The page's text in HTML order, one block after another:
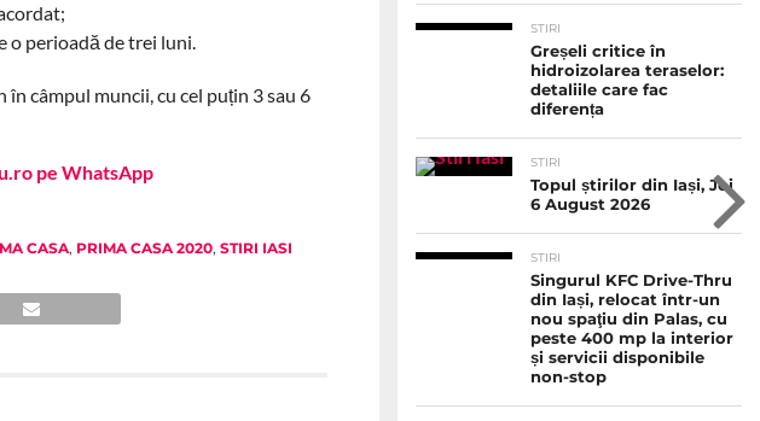
o perioadă de trei luni.
câmpul muncii, cu cel puțin 3 sau 6
pe WhatsApp
CASA, PRIMA CASA 2020, STIRI IASI
STIRI
Greșeli critice în
hidroizolarea teraselor:
detaliile care fac
diferența
STIRI
Topul știrilor din Iași, Joi
6 August 2026
STIRI
Singurul KFC Drive-Thru
din Iași, relocat într-un
nou spaţiu din Palas, cu
peste 400 mp la interior
și servicii disponibile
non-stop